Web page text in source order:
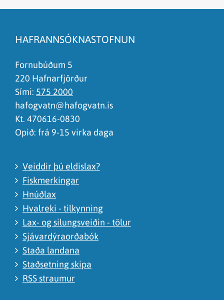
Það er of mikið efni á síðunni
Ég skil ekki efnið, finnst það of flókið
HAFRANNSÓKNASTOFNUN
Fornubúðum 5
220 Hafnarfjörður
Sími: 575 2000
hafogvatn@hafogvatn.is
Kt. 470616-0830
Opið: frá 9-15 virka daga
Veiddir þú eldislax?
Fiskmerkingar
Hnúðlax
Hvalreki - tilkynning
Lax- og silungsveiðin - tölur
Sjávardýraorðabók
Staða landana
Staðsetning skipa
RSS straumur